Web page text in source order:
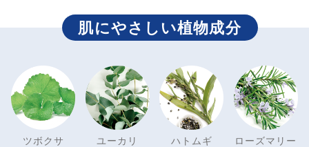
肌にやさしい植物成分
ツボクサ ユーカリ ハトムギ ローズマリー